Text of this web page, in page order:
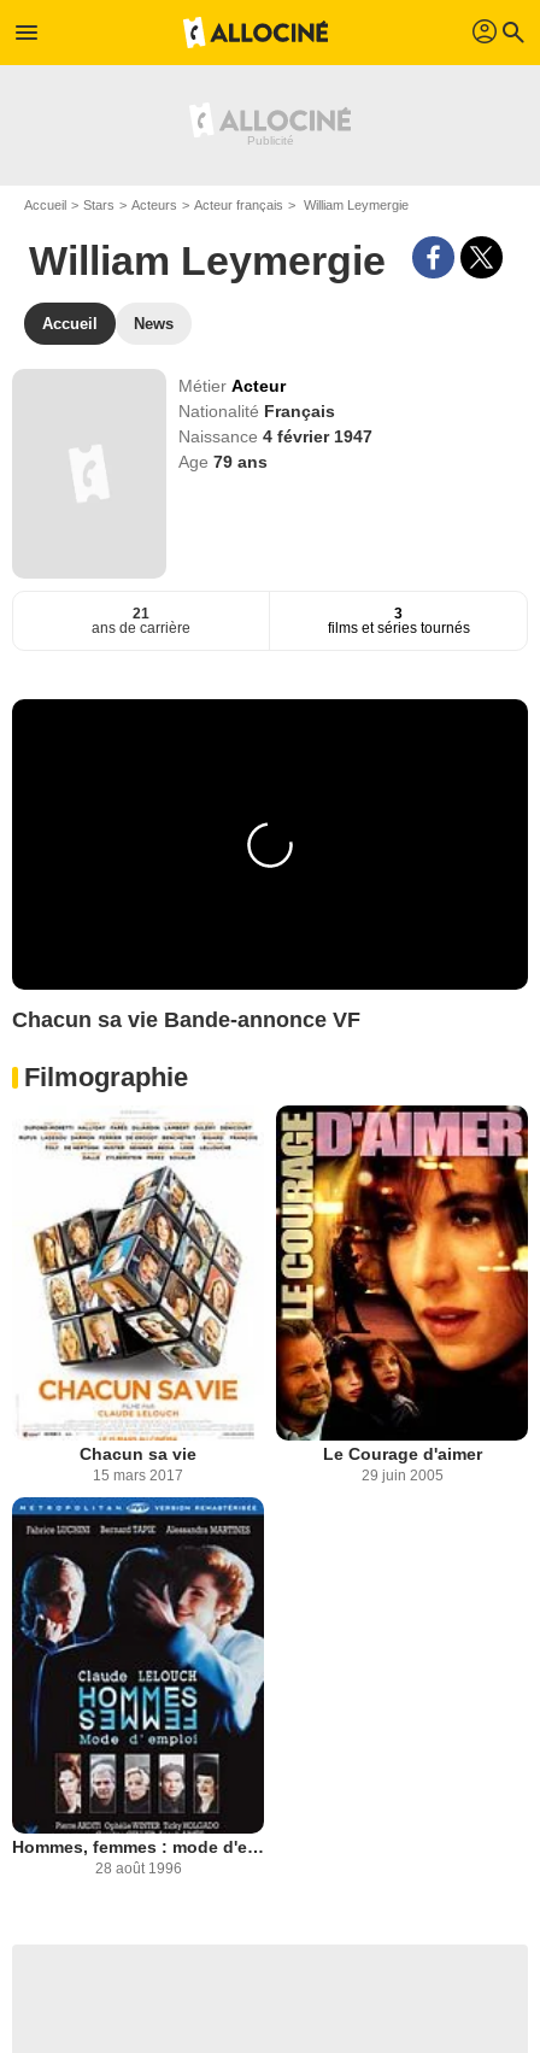
menu profil search
Accueil Stars Acteurs Acteur français William Leymergie
William Leymergie
Accueil News
MétierActeur
Nationalité Français
Naissance4 février 1947
Age79 ans
21
ans de carrière
3
films et séries tournés
Chacun sa vie Bande-annonce VF
Filmographie
Chacun sa vie
15 mars 2017
Le Courage d'aimer
29 juin 2005
Hommes, femmes : mode d'emploi
28 août 1996